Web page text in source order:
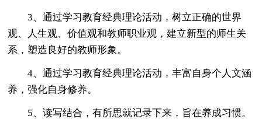
3、通过学习教育经典理论活动，树立正确的世界
观、人生观、价值观和教师职业观，建立新型的师生关
系，塑造良好的教师形象。
4、通过学习教育经典理论活动，丰富自身个人文涵
养，强化自身修养。
5、读写结合，有所思就记录下来，旨在养成习惯。